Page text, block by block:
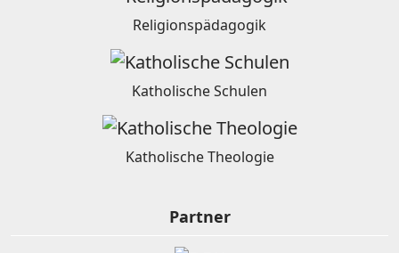
Religionspädagogik
Katholische Schulen
Katholische Theologie
Partner